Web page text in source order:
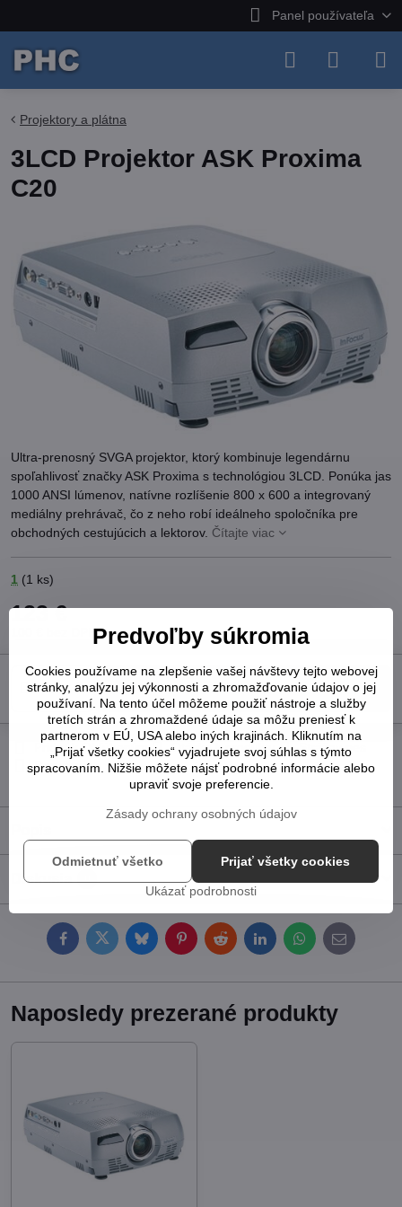
Panel používateľa
Projektory a plátna
3LCD Projektor ASK Proxima
C20
Ultra-prenosný SVGA projektor, ktorý kombinuje legendárnu
spoľahlivosť značky ASK Proxima s technológiou 3LCD. Ponúka jas
1000 ANSI lúmenov, natívne rozlíšenie 800 x 600 a integrovaný
mediálny prehrávač, čo z neho robí ideálneho spoločníka pre
obchodných cestujúcich a lektorov. Čítajte viac
1 (1 ks)
123 €
bez DPH
Do košíka
Pridať k Obľúbeným Otázka k produktu
Strážny pes
Doručenia
Diskusia
FacebookTwitterBlueskyPinterestRedditLinkedInWhatsApp
E-
mail
Naposledy prezerané produkty
Predvoľby súkromia
Cookies používame na zlepšenie vašej návštevy tejto webovej
stránky, analýzu jej výkonnosti a zhromažďovanie údajov o jej
používaní. Na tento účel môžeme použiť nástroje a služby
tretích strán a zhromaždené údaje sa môžu preniesť k
partnerom v EÚ, USA alebo iných krajinách. Kliknutím na
„Prijať všetky cookies“ vyjadrujete svoj súhlas s týmto
spracovaním. Nižšie môžete nájsť podrobné informácie alebo
upraviť svoje preferencie.
Zásady ochrany osobných údajov
Ukázať podrobnosti
Prijať všetky cookies
Odmietnuť všetko